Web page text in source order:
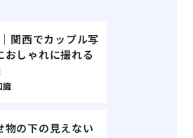
関西でカップル写
おしゃれに撮れる
識
物の下の見えない